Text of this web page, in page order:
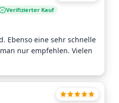
Verifizierter Kauf
Ebenso eine sehr schnelle
nur empfehlen. Vielen